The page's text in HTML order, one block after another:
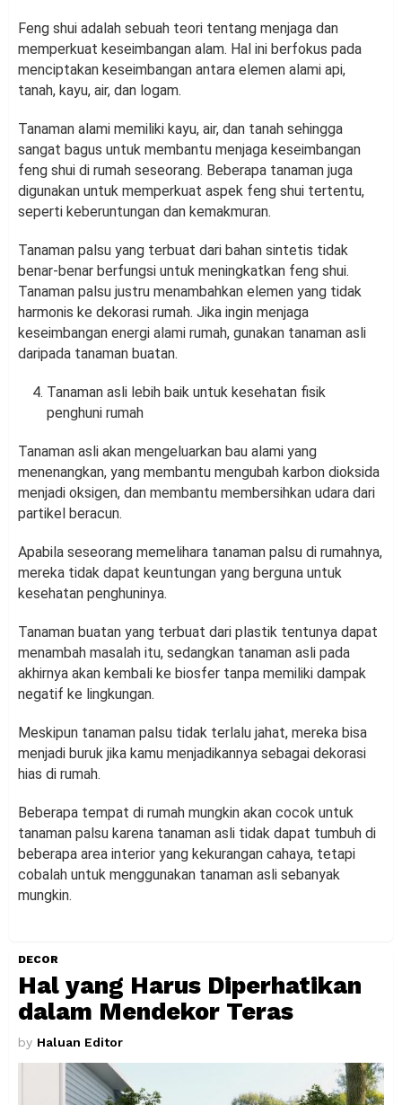
Feng shui adalah sebuah teori tentang menjaga dan
memperkuat keseimbangan alam. Hal ini berfokus pada
menciptakan keseimbangan antara elemen alami api,
tanah, kayu, air, dan logam.
Tanaman alami memiliki kayu, air, dan tanah sehingga
sangat bagus untuk membantu menjaga keseimbangan
feng shui di rumah seseorang. Beberapa tanaman juga
digunakan untuk memperkuat aspek feng shui tertentu,
seperti keberuntungan dan kemakmuran.
Tanaman palsu yang terbuat dari bahan sintetis tidak
benar-benar berfungsi untuk meningkatkan feng shui.
Tanaman palsu justru menambahkan elemen yang tidak
harmonis ke dekorasi rumah. Jika ingin menjaga
keseimbangan energi alami rumah, gunakan tanaman asli
daripada tanaman buatan.
Tanaman asli lebih baik untuk kesehatan fisik
penghuni rumah
Tanaman asli akan mengeluarkan bau alami yang
menenangkan, yang membantu mengubah karbon dioksida
menjadi oksigen, dan membantu membersihkan udara dari
partikel beracun.
Apabila seseorang memelihara tanaman palsu di rumahnya,
mereka tidak dapat keuntungan yang berguna untuk
kesehatan penghuninya.
Tanaman buatan yang terbuat dari plastik tentunya dapat
menambah masalah itu, sedangkan tanaman asli pada
akhirnya akan kembali ke biosfer tanpa memiliki dampak
negatif ke lingkungan.
Meskipun tanaman palsu tidak terlalu jahat, mereka bisa
menjadi buruk jika kamu menjadikannya sebagai dekorasi
hias di rumah.
Beberapa tempat di rumah mungkin akan cocok untuk
tanaman palsu karena tanaman asli tidak dapat tumbuh di
beberapa area interior yang kekurangan cahaya, tetapi
cobalah untuk menggunakan tanaman asli sebanyak
mungkin.
DECOR
Hal yang Harus Diperhatikan
dalam Mendekor Teras
by Haluan Editor